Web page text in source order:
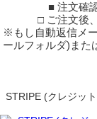
■ 注文確
□ ご注文後
※もし自動返信メ
ールフォルダ)また
STRIPE (クレジッ